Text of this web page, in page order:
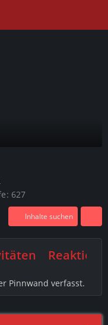
627
Inhalte suchen
Pinnwand verfasst.